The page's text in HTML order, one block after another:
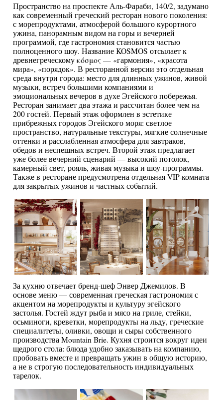
Пространство на проспекте Аль-Фараби, 140/2, задумано
как современный греческий ресторан нового поколения:
с морепродуктами, атмосферой большого курортного
ужина, панорамным видом на горы и вечерней
программой, где гастрономия становится частью
полноценного шоу. Название KOSMOS отсылает к
древнегреческому κόσμος — «гармония», «красота
мира», «порядок». В ресторанной версии это отдельная
среда внутри города: место для длинных ужинов, живой
музыки, встреч большими компаниями и
эмоциональных вечеров в духе Эгейского побережья.
Ресторан занимает два этажа и рассчитан более чем на
200 гостей. Первый этаж оформлен в эстетике
прибрежных городов Эгейского моря: светлое
пространство, натуральные текстуры, мягкие солнечные
оттенки и расслабленная атмосфера для завтраков,
обедов и неспешных встреч. Второй этаж предлагает
уже более вечерний сценарий — высокий потолок,
камерный свет, рояль, живая музыка и шоу-программы.
Также в ресторане предусмотрена отдельная VIP-комната
для закрытых ужинов и частных событий.
За кухню отвечает бренд-шеф Энвер Джемилов. В
основе меню — современная греческая гастрономия с
акцентом на морепродукты и культуру эгейского
застолья. Гостей ждут рыба и мясо на гриле, стейки,
осьминоги, креветки, морепродукты на льду, греческие
специалитеты, оливки, овощи и сыры собственного
производства Mountain Brie. Кухня строится вокруг идеи
щедрого стола: блюда удобно заказывать на компанию,
пробовать вместе и превращать ужин в общую историю,
а не в строгую последовательность индивидуальных
тарелок.